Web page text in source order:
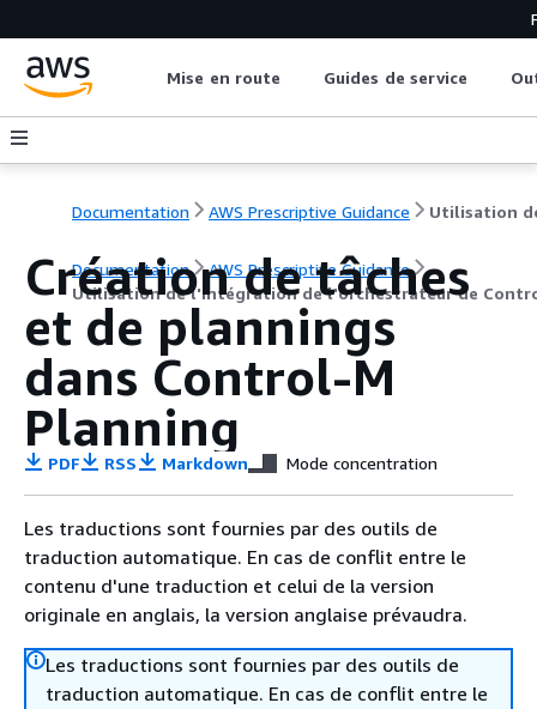
Mise en route Guides de service
Documentation AWS Prescriptive Guidance
Documentation
AWS Prescriptive Guidance
Utilisation de l'intégration de l'orchestrateur de
Création de tâches
et de plannings
dans Control-M
Planning
PDF RSS Markdown Mode concentration
Les traductions sont fournies par des outils de
traduction automatique. En cas de conflit entre le
contenu d'une traduction et celui de la version
originale en anglais, la version anglaise prévaudra.
Les traductions sont fournies par des outils de
traduction automatique. En cas de conflit entre le